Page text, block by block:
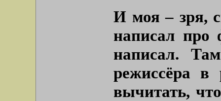
И моя – зря,
написал
написал.
режиссёра в
вычитать,